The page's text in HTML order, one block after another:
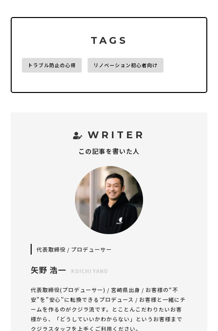
TAGS
トラブル防止の心得 リノベーション初心者向け
WRITER
この記事を書いた人
代表取締役 / プロデューサー
矢野 浩一 KOICHI YANO
代表取締役(プロデューサー) / 宮崎県出身 / お客様の“不
安”を”安心”に転換できるプロデュース / お客様と一緒にチ
ームを作るのがクジラ流です。とことんこだわりたいお客
様から、「どうしていいかわからない」というお客様まで
クジラスタッフを上手くご利用ください。